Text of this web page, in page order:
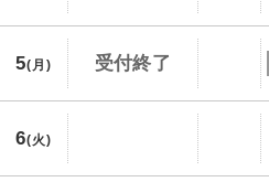
5(月) 受付終了
6(火)